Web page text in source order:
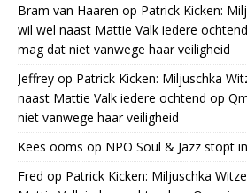
Bram van Haaren op Patrick Kicken:
wil wel naast Mattie Valk iedere
mag dat niet vanwege haar veiligheid
Jeffrey op Patrick Kicken: Miljuschka
naast Mattie Valk iedere ochtend op
niet vanwege haar veiligheid
Kees öoms op NPO Soul & Jazz stopt
Fred op Patrick Kicken: Miljuschka